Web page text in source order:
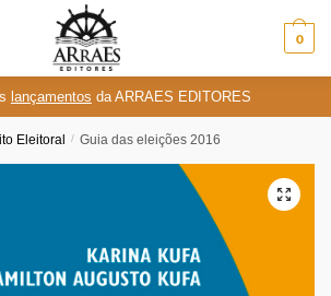
0
lançamentos da ARRAES EDITORES
Eleitoral / Guia das eleições 2016